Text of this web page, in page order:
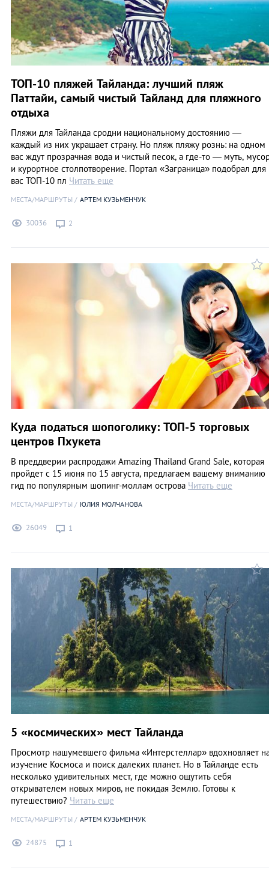
ТОП-10 пляжей Тайланда: лучший пляж
Паттайи, самый чистый Тайланд для пляжного
отдыха
Пляжи для Тайланда сродни национальному достоянию —
каждый из них украшает страну. Но пляж пляжу рознь: на одном
вас ждут прозрачная вода и чистый песок, а где-то — муть,
и курортное столпотворение. Портал «Заграница» подобрал для
вас ТОП-10 пл Читать еще
МЕСТА/МАРШРУТЫ АРТЕМ КУЗЬМЕНЧУК
30036 2
Куда податься шопоголику: ТОП-5 торговых
центров Пхукета
В преддверии распродажи Amazing Thailand Grand Sale, которая
пройдет с 15 июня по 15 августа, предлагаем вашему вниманию
гид по популярным шопинг-моллам острова Читать еще
МЕСТА/МАРШРУТЫ ЮЛИЯ МОЛЧАНОВА
26049 1
5 «космических» мест Тайланда
Просмотр нашумевшего фильма «Интерстеллар» вдохновляет
изучение Космоса и поиск далеких планет. Но в Тайланде есть
несколько удивительных мест, где можно ощутить себя
открывателем новых миров, не покидая Землю. Готовы к
путешествию? Читать еще
МЕСТА/МАРШРУТЫ АРТЕМ КУЗЬМЕНЧУК
24875 1